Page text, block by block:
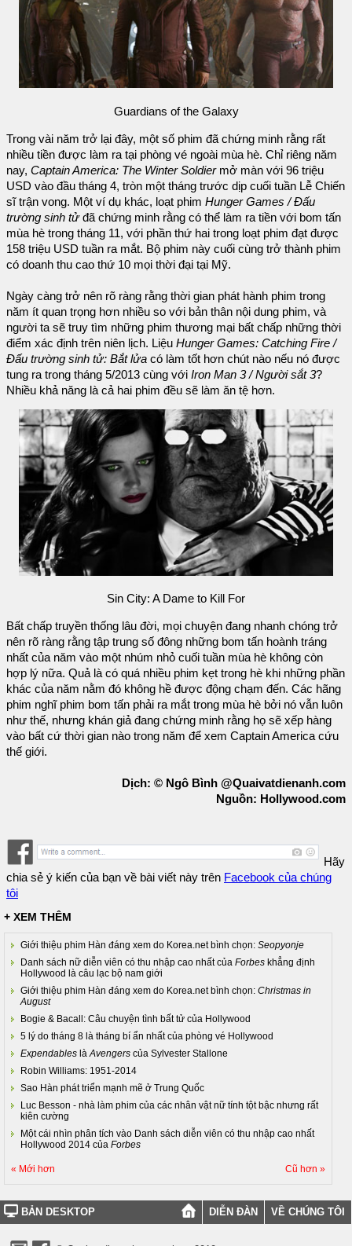
Guardians of the Galaxy
Trong vài năm trở lại đây, một số phim đã chứng minh rằng rất
nhiều tiền được làm ra tại phòng vé ngoài mùa hè. Chỉ riêng năm
nay, Captain America: The Winter Soldiermở màn với 96 triệu
USD vào đầu tháng 4, tròn một tháng trước dịp cuối tuần Lễ Chiến
sĩ trận vong. Một ví dụ khác, loạt phim Hunger Games / Đấu
trường sinh tửđã chứng minh rằng có thể làm ra tiền với bom tấn
mùa hè trong tháng 11, với phần thứ hai trong loạt phim đạt được
158 triệu USD tuần ra mắt. Bộ phim này cuối cùng trở thành phim
có doanh thu cao thứ 10 mọi thời đại tại Mỹ.
Ngày càng trở nên rõ ràng rằng thời gian phát hành phim trong
năm ít quan trọng hơn nhiều so với bản thân nội dung phim, và
người ta sẽ truy tìm những phim thương mại bất chấp những thời
điểm xác định trên niên lịch. Liệu Hunger Games: Catching Fire /
Đấu trường sinh tử: Bắt lửa có làm tốt hơn chút nào nếu nó được
tung ra trong tháng 5/2013 cùng với Iron Man 3 / Người sắt 3?
Nhiều khả năng là cả hai phim đều sẽ làm ăn tệ hơn.
Sin City: A Dame to Kill For
Bất chấp truyền thống lâu đời, mọi chuyện đang nhanh chóng trở
nên rõ ràng rằng tập trung số đông những bom tấn hoành tráng
nhất của năm vào một nhúm nhỏ cuối tuần mùa hè không còn
hợp lý nữa. Quả là có quá nhiều phim kẹt trong hè khi những phần
khác của năm nằm đó không hề được động chạm đến. Các hãng
phim nghĩ phim bom tấn phải ra mắt trong mùa hè bởi nó vẫn luôn
như thế, nhưng khán giả đang chứng minh rằng họ sẽ xếp hàng
vào bất cứ thời gian nào trong năm để xem Captain America cứu
thế giới.
Dịch: © Ngô Bình @Quaivatdienanh.com
Nguồn: Hollywood.com
Hãy
chia sẻ ý kiến của bạn về bài viết này trên Facebook của chúng
tôi
+ XEM THÊM
Giới thiệu phim Hàn đáng xem do Korea.net bình chọn: Seopyonje
Danh sách nữ diễn viên có thu nhập cao nhất của Forbes khẳng định
Hollywood là câu lạc bộ nam giới
Giới thiệu phim Hàn đáng xem do Korea.net bình chọn: Christmas in
August
Bogie & Bacall: Câu chuyện tình bất tử của Hollywood
5 lý do tháng 8 là tháng bí ẩn nhất của phòng vé Hollywood
Expendables làAvengers của Sylvester Stallone
Robin Williams: 1951-2014
Sao Hàn phát triển mạnh mẽ ở Trung Quốc
Luc Besson - nhà làm phim của các nhân vật nữ tính tột bậc nhưng rất
kiên cường
Một cái nhìn phân tích vào Danh sách diễn viên có thu nhập cao nhất
Hollywood 2014 của Forbes
« Mới hơn Cũ hơn »
BẢN DESKTOP DIỄN ĐÀN VỀ CHÚNG TÔI